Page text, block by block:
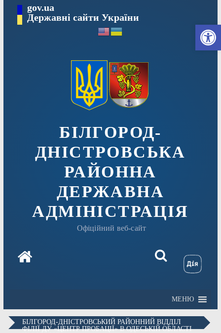
вмісту
gov.ua
Державні сайти України
БІЛГОРОД-
ДНІСТРОВСЬКА
РАЙОННА
ДЕРЖАВНА
АДМІНІСТРАЦІЯ
Офіційний веб-сайт
МЕНЮ
БІЛГОРОД-ДНІСТРОВСЬКИЙ РАЙОННИЙ ВІДДІЛ
ФІЛІЇ ДУ «ЦЕНТР ПРОБАЦІЇ» В ОДЕСЬКІЙ ОБЛАСТІ